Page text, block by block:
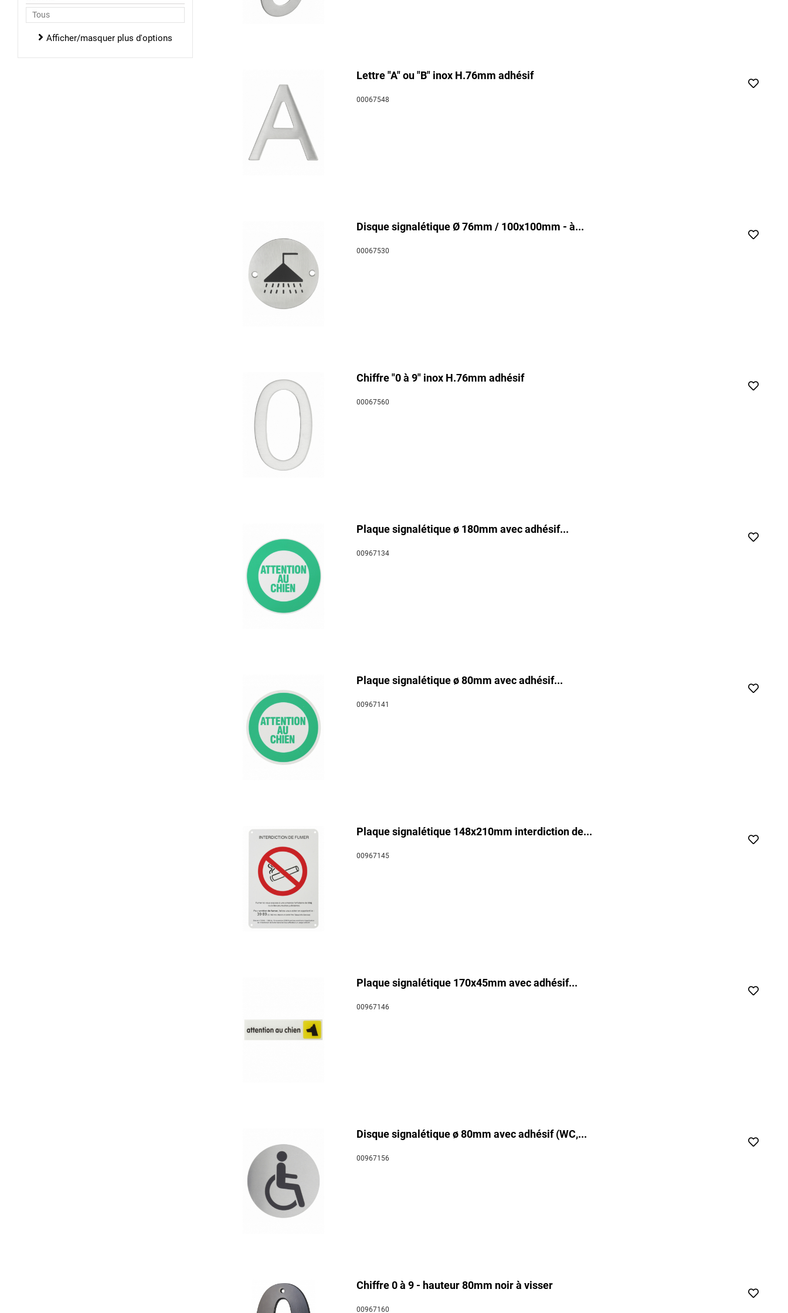
Lettre "A" ou "B" inox H.76mm adhésif
00067548
Disque signalétique Ø 76mm / 100x100mm - à...
00067530
Chiffre "0 à 9" inox H.76mm adhésif
00067560
Plaque signalétique ø 180mm avec adhésif...
00967134
Plaque signalétique ø 80mm avec adhésif...
00967141
Plaque signalétique 148x210mm interdiction de...
00967145
Plaque signalétique 170x45mm avec adhésif...
00967146
Disque signalétique ø 80mm avec adhésif (WC,...
00967156
Chiffre 0 à 9 - hauteur 80mm noir à visser
00967160
Afficher/masquer plus d'options